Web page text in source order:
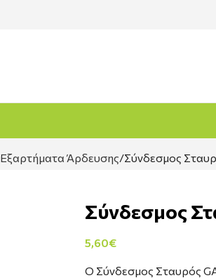
Εξαρτήματα Άρδευσης Σύνδεσμος
Σύνδεσμος
5,60€
Ο Σύνδεσμος Σταυρός